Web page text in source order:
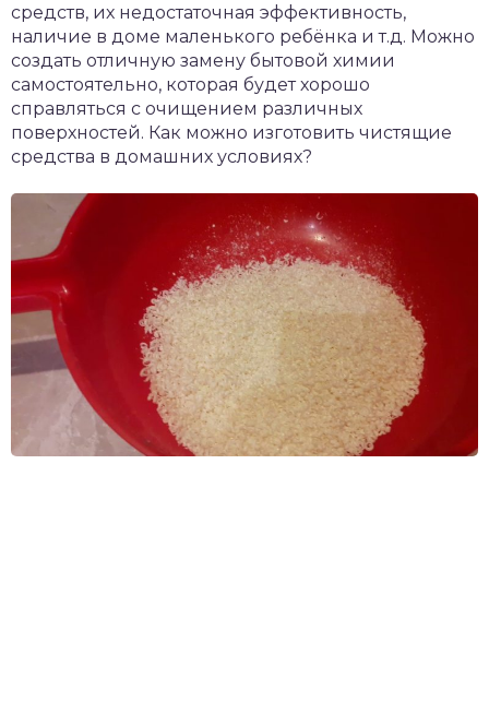
средств, их недостаточная эффективность,
наличие в доме маленького ребёнка и т.д. Можно
создать отличную замену бытовой химии
самостоятельно, которая будет хорошо
справляться с очищением различных
поверхностей. Как можно изготовить чистящие
средства в домашних условиях?